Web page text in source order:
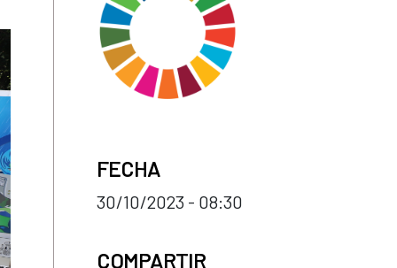
FECHA
30/10/2023 - 08:30
COMPARTIR